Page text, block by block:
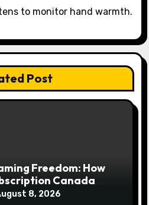
to monitor hand warmth.
Post
Freedom: How
Canada
8, 2026